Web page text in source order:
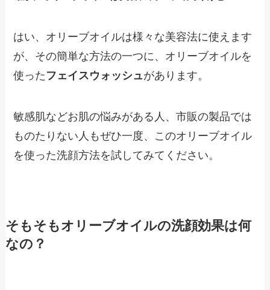
はい、オリーブオイルは様々な美容法に使えます
が、その簡単な方法の一つに、オリーブオイルを
使った フェイスウォッシュがあります。
敏感肌などお肌の悩みがある人、市販の製品では
ものたりない人もぜひ一度、このオリーブオイル
を使った洗顔方法を試してみてください。
そもそもオリーブオイルの洗顔効果は何
なの？